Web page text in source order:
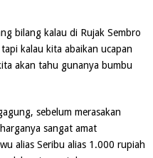
bilang kalau di Rujak Sembro
kalau kita abaikan ucapan
akan tahu gunanya bumbu
sebelum merasakan
sangat amat
alias Seribu alias 1.000 rupiah